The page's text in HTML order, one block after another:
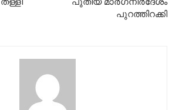
പുറത്തിറക്കി